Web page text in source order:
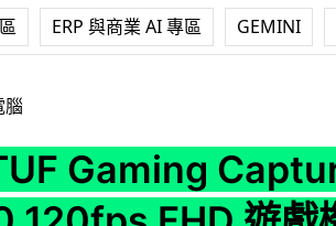
ERP 與商業 AI 專區 GEMINI
腦
Gaming